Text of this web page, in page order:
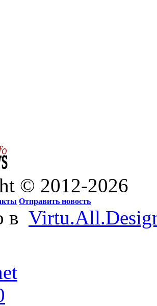
© 2012-2026
Отправить новость
в